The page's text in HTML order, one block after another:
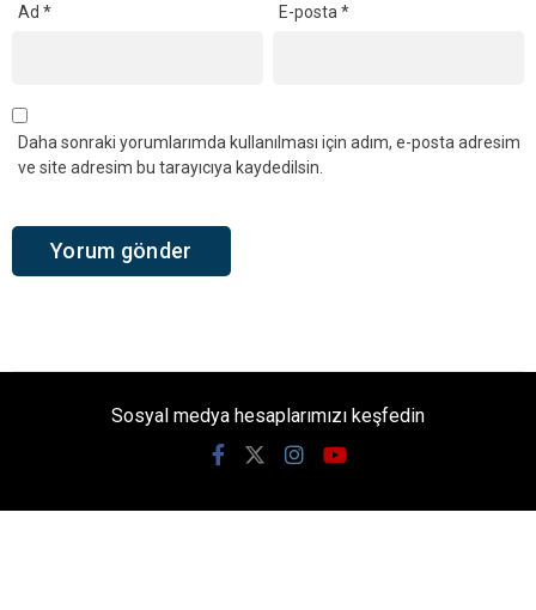
Ad * E-posta*
Daha sonraki yorumlarımda kullanılması için adım, e-posta adresim
ve site adresim bu tarayıcıya kaydedilsin.
Sosyal medya hesaplarımızı keşfedin